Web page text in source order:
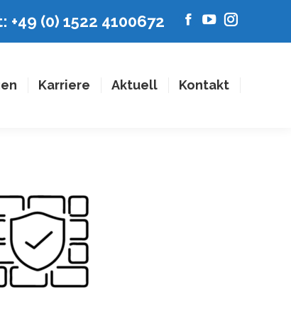
(0) 1522 4100672
Facebook
page
in
YouTube
page
in
Instagram
page
Karriere Aktuell Kontakt